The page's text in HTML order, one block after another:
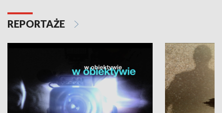
REPORTAŻE